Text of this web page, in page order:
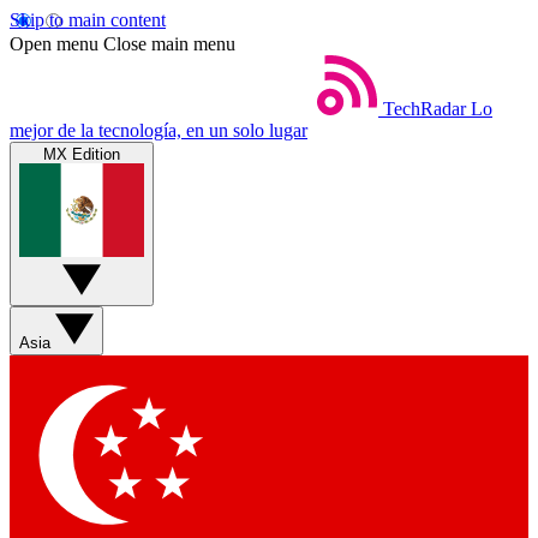
Skip to main content
Open menu Close main menu
TechRadar Lo
mejor de la tecnología, en un solo lugar
MX Edition
Asia